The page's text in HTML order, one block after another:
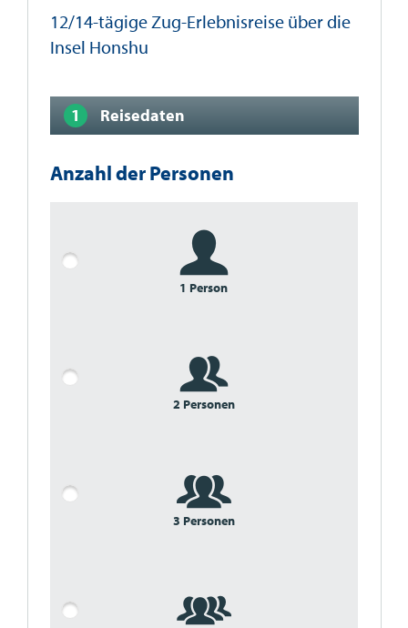
12/14-tägige Zug-Erlebnisreise über die
Insel Honshu
Reisedaten
Anzahl der Personen
1 Person
2 Personen
3 Personen